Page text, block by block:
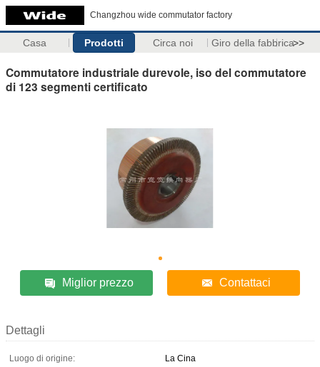
Changzhou wide commutator factory
Casa Prodotti Circa noi Giro della fabbrica>>
Commutatore industriale durevole, iso del commutatore
di 123 segmenti certificato
Miglior prezzo Contattaci
Dettagli
Luogo di origine:
La Cina